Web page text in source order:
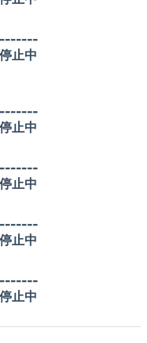
-------
停止中
-------
停止中
-------
停止中
-------
停止中
-------
停止中